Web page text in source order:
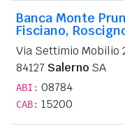
Banca Monte
Fisciano,
Via Settimio Mobilio
84127 Salerno SA
ABI: 08784
CAB: 15200